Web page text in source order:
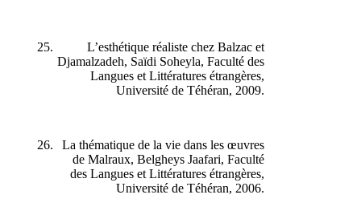
L’esthétique réaliste chez Balzac et
Djamalzadeh, Saïdi Soheyla, Faculté des
Langues et Littératures étrangères,
Université de Téhéran, 2009.
La thématique de la vie dans les œuvres
de Malraux, Belgheys Jaafari, Faculté
des Langues et Littératures étrangères,
Université de Téhéran, 2006.